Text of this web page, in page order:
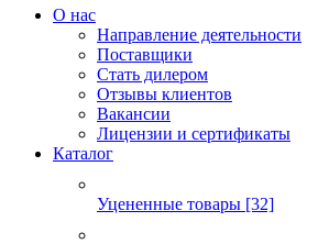
О нас
Направление деятельности
Поставщики
Стать дилером
Отзывы клиентов
Вакансии
Лицензии и сертификаты
Каталог
Уцененные товары [32]